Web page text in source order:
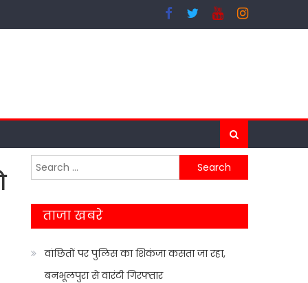
Search
for:
ताजा खबरे
वांछितों पर पुलिस का शिकंजा कसता जा रहा,
बनभूलपुरा से वारंटी गिरफ्तार